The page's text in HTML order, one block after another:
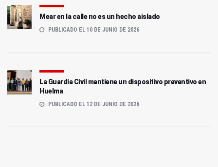
Mear en la calle no es un hecho aislado
PUBLICADO EL 10 DE JUNIO DE 2026
La Guardia Civil mantiene un dispositivo preventivo en
Huelma
PUBLICADO EL 12 DE JUNIO DE 2026